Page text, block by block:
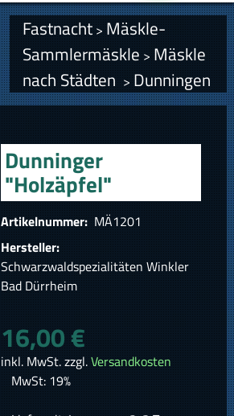
Fastnacht> Mäskle-
Sammlermäskle > Mäskle
nach Städten > Dunningen
Dunninger
"Holzäpfel"
Artikelnummer: MÄ1201
Hersteller:
Schwarzwaldspezialitäten Winkler
Bad Dürrheim
16,00 €
inkl. MwSt. zzgl.Versandkosten
MwSt: 19%